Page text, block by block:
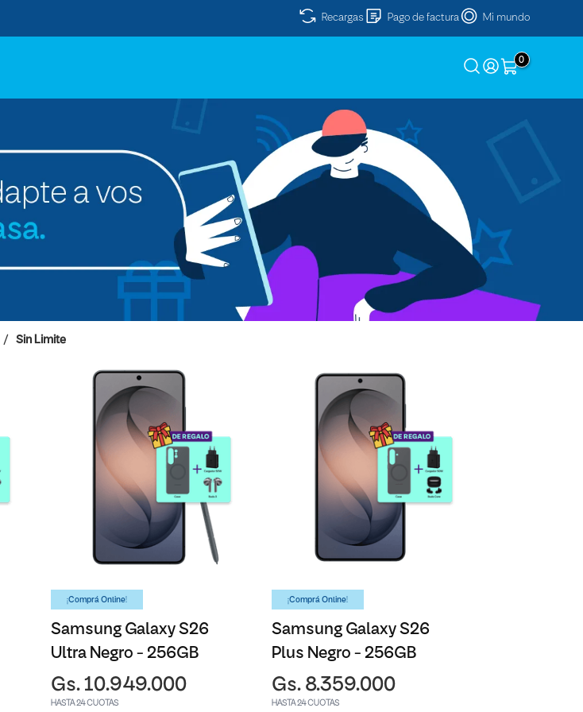
Recargas Pago de factura Mi mundo
0
Sin Limite
¡Comprá Online!
Samsung Galaxy S26
Ultra Negro - 256GB
Gs. 10.949.000
HASTA 24 CUOTAS
¡Comprá Online!
Samsung Galaxy S26
Plus Negro - 256GB
Gs. 8.359.000
HASTA 24 CUOTAS